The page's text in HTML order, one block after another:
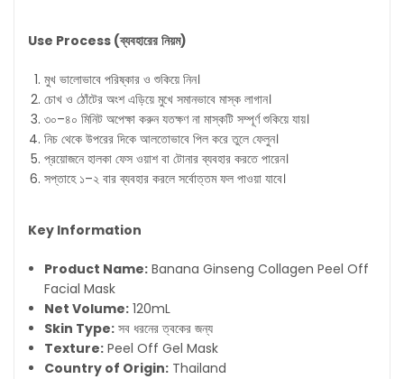
Use Process (ব্যবহারের নিয়ম)
মুখ ভালোভাবে পরিষ্কার ও শুকিয়ে নিন।
চোখ ও ঠোঁটের অংশ এড়িয়ে মুখে সমানভাবে মাস্ক লাগান।
৩০–৪০ মিনিট অপেক্ষা করুন যতক্ষণ না মাস্কটি সম্পূর্ণ শুকিয়ে যায়।
নিচ থেকে উপরের দিকে আলতোভাবে পিল করে তুলে ফেলুন।
প্রয়োজনে হালকা ফেস ওয়াশ বা টোনার ব্যবহার করতে পারেন।
সপ্তাহে ১–২ বার ব্যবহার করলে সর্বোত্তম ফল পাওয়া যাবে।
Key Information
Product Name: Banana Ginseng Collagen Peel Off
Facial Mask
Net Volume: 120mL
Skin Type: সব ধরনের ত্বকের জন্য
Texture: Peel Off Gel Mask
Country of Origin: Thailand